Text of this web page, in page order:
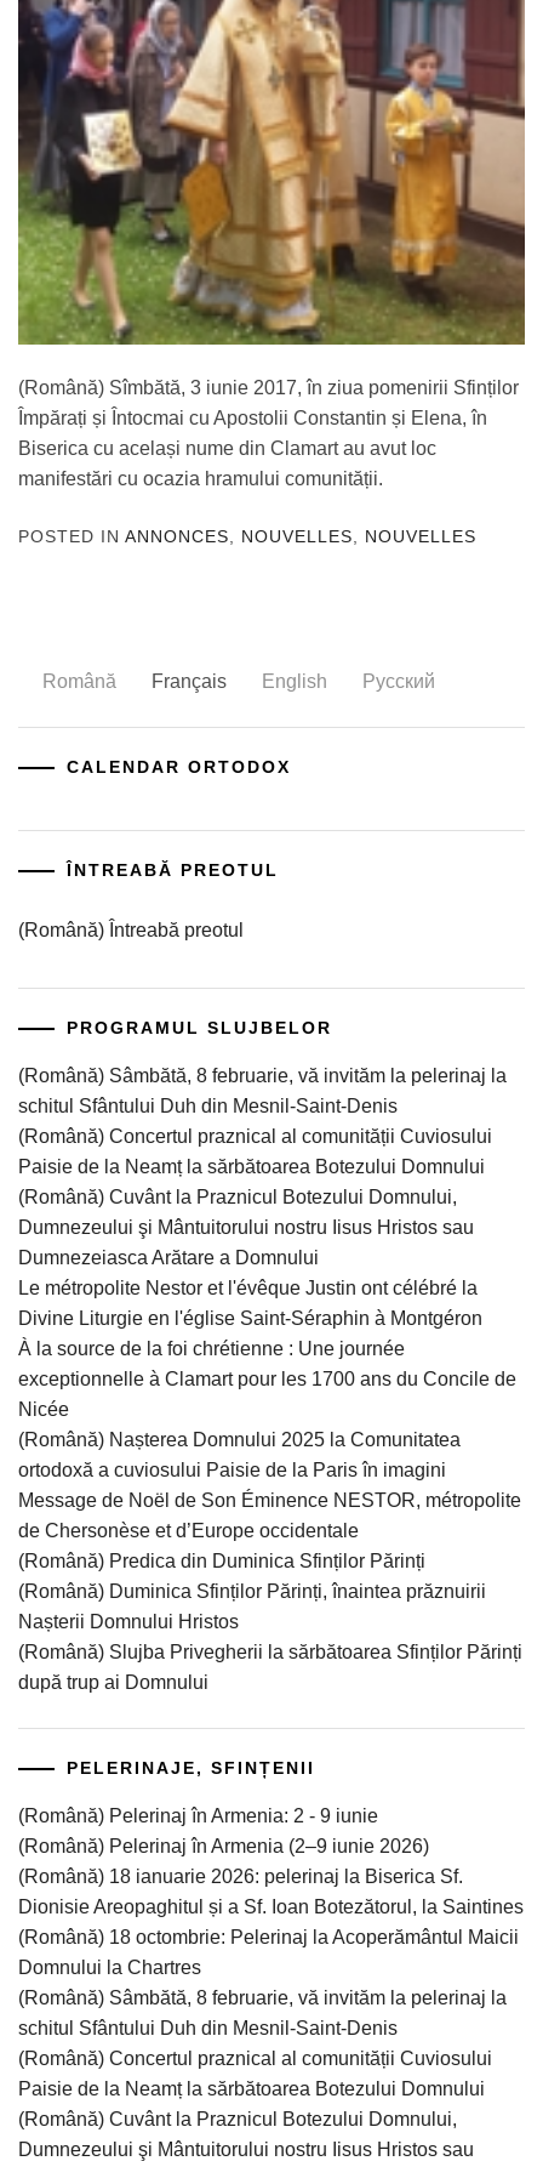
(Română) Sîmbătă, 3 iunie 2017, în ziua pomenirii Sfinților
Împărați și Întocmai cu Apostolii Constantin și Elena, în
Biserica cu același nume din Clamart au avut loc
manifestări cu ocazia hramului comunității.
POSTED IN ANNONCES NOUVELLES NOUVELLES
Română Français English Русский
CALENDAR ORTODOX
ÎNTREABĂ PREOTUL
(Română) Întreabă preotul
PROGRAMUL SLUJBELOR
(Română) Sâmbătă, 8 februarie, vă invităm la pelerinaj la
schitul Sfântului Duh din Mesnil-Saint-Denis
(Română) Concertul praznical al comunității Cuviosului
Paisie de la Neamț la sărbătoarea Botezului Domnului
(Română) Cuvânt la Praznicul Botezului Domnului,
Dumnezeului şi Mântuitorului nostru Iisus Hristos sau
Dumnezeiasca Arătare a Domnului
Le métropolite Nestor et l'évêque Justin ont célébré la
Divine Liturgie en l'église Saint-Séraphin à Montgéron
À la source de la foi chrétienne : Une journée
exceptionnelle à Clamart pour les 1700 ans du Concile de
Nicée
(Română) Nașterea Domnului 2025 la Comunitatea
ortodoxă a cuviosului Paisie de la Paris în imagini
Message de Noël de Son Éminence NESTOR, métropolite
de Chersonèse et d’Europe occidentale
(Română) Predica din Duminica Sfinților Părinți
(Română) Duminica Sfinților Părinți, înaintea prăznuirii
Nașterii Domnului Hristos
(Română) Slujba Privegherii la sărbătoarea Sfinților Părinți
după trup ai Domnului
PELERINAJE, SFINȚENII
(Română) Pelerinaj în Armenia: 2 - 9 iunie
(Română) Pelerinaj în Armenia (2–9 iunie 2026)
(Română) 18 ianuarie 2026: pelerinaj la Biserica Sf.
Dionisie Areopaghitul și a Sf. Ioan Botezătorul, la Saintines
(Română) 18 octombrie: Pelerinaj la Acoperământul Maicii
Domnului la Chartres
(Română) Sâmbătă, 8 februarie, vă invităm la pelerinaj la
schitul Sfântului Duh din Mesnil-Saint-Denis
(Română) Concertul praznical al comunității Cuviosului
Paisie de la Neamț la sărbătoarea Botezului Domnului
(Română) Cuvânt la Praznicul Botezului Domnului,
Dumnezeului şi Mântuitorului nostru Iisus Hristos sau